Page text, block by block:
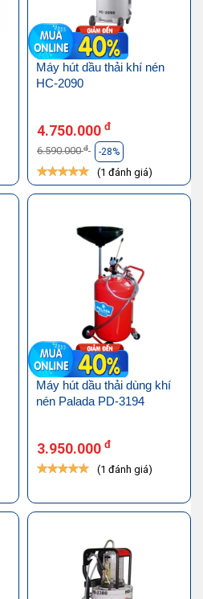
Máy hút dầu thải khí nén
HC-2090
4.750.000 đ
6.590.000đ -28%
(1 đánh giá)
Máy hút dầu thải dùng khí
nén Palada PD-3194
3.950.000 đ
(1 đánh giá)